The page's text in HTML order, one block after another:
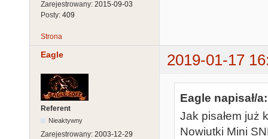
Zarejestrowany: 2015-09-03
Posty: 409
Strona
Eagle 2019-01-17
Referent
Nieaktywny
Zarejestrowany: 2003-12-29
Eagle napisał/a:
Jak pisałem już
Nowiutki Mini